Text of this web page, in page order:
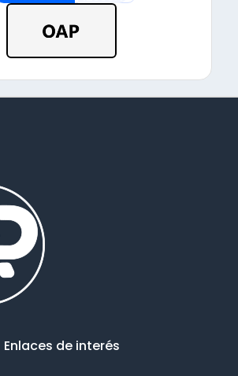
Enlaces de interés